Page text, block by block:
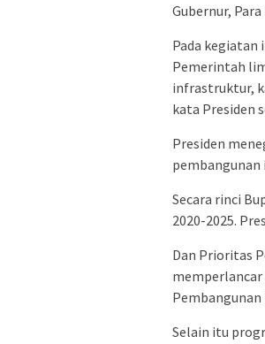
Gubernur,
Pada kegiatan
Pemerintah
infrastruktur,
kata Presiden
Presiden
Secara rinci
2020-2025.
Dan Prioritas
memperlancar
Pembangunan
Selain itu